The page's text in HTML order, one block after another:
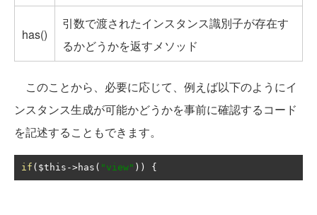
has()
引数で渡されたインスタンス識別子が存在す
るかどうかを返すメソッド
このことから、必要に応じて、例えば以下のようにイ
ンスタンス生成が可能かどうかを事前に確認するコード
を記述することもできます。
if ( $this ->has ( "view" )) {